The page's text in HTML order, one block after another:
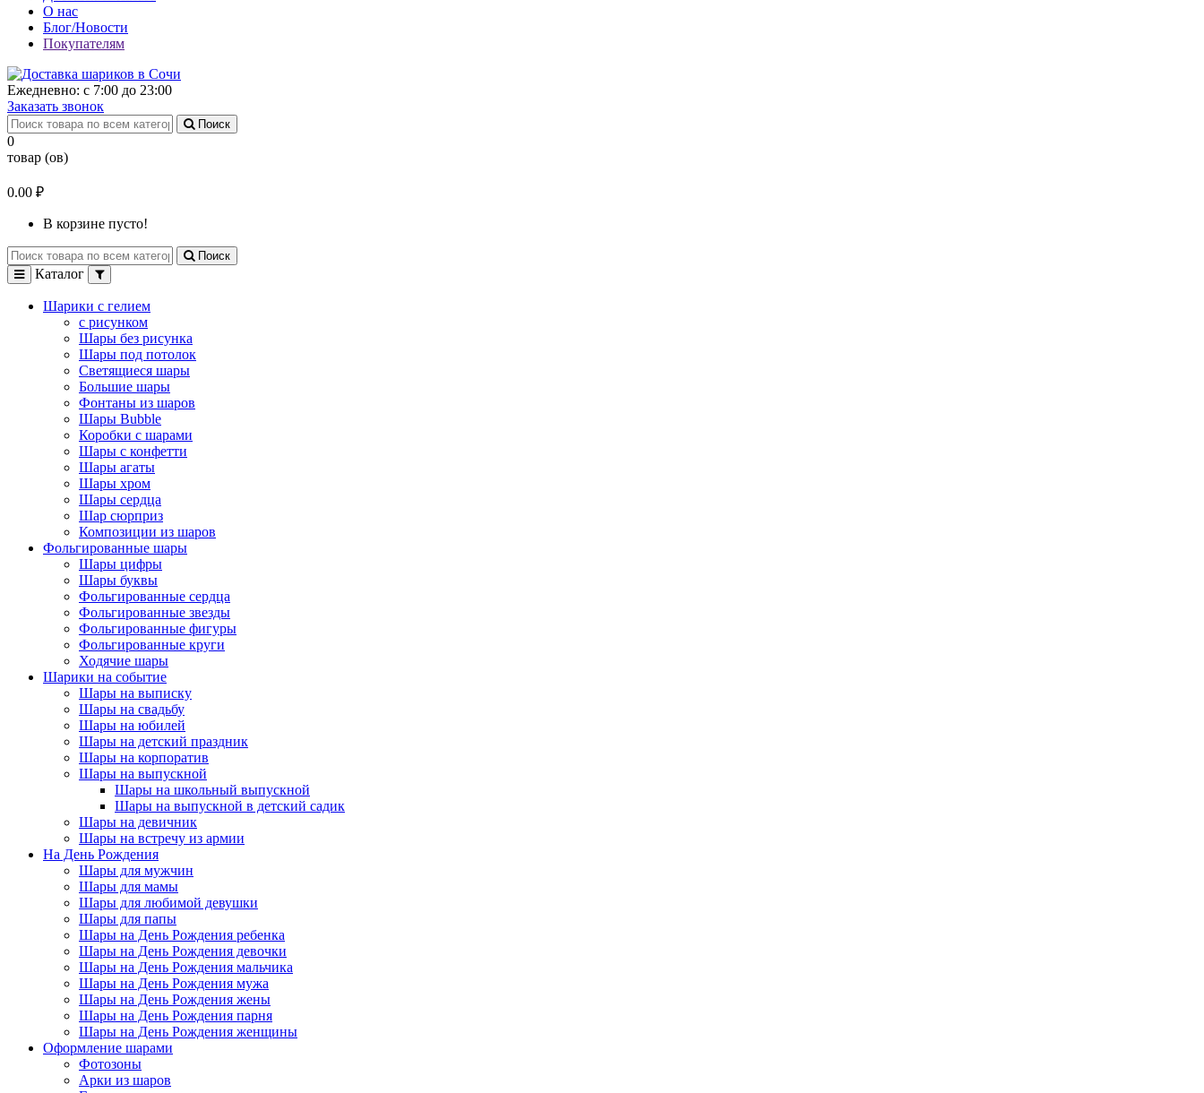
О нас
Блог/Новости
Покупателям
Ежедневно: с 7:00 до 23:00
Заказать звонок
Поиск
0
товар (ов)
0.00 ₽
В корзине пусто!
Поиск
Каталог
Шарики с гелием
с рисунком
Шары без рисунка
Шары под потолок
Светящиеся шары
Большие шары
Фонтаны из шаров
Шары Bubble
Коробки с шарами
Шары с конфетти
Шары агаты
Шары хром
Шары сердца
Шар сюрприз
Композиции из шаров
Фольгированные шары
Шары цифры
Шары буквы
Фольгированные сердца
Фольгированные звезды
Фольгированные фигуры
Фольгированные круги
Ходячие шары
Шарики на событие
Шары на выписку
Шары на свадьбу
Шары на юбилей
Шары на детский праздник
Шары на корпоратив
Шары на выпускной
Шары на школьный выпускной
Шары на выпускной в детский садик
Шары на девичник
Шары на встречу из армии
На День Рождения
Шары для мужчин
Шары для мамы
Шары для любимой девушки
Шары для папы
Шары на День Рождения ребенка
Шары на День Рождения девочки
Шары на День Рождения мальчика
Шары на День Рождения мужа
Шары на День Рождения жены
Шары на День Рождения парня
Шары на День Рождения женщины
Оформление шарами
Фотозоны
Арки из шаров